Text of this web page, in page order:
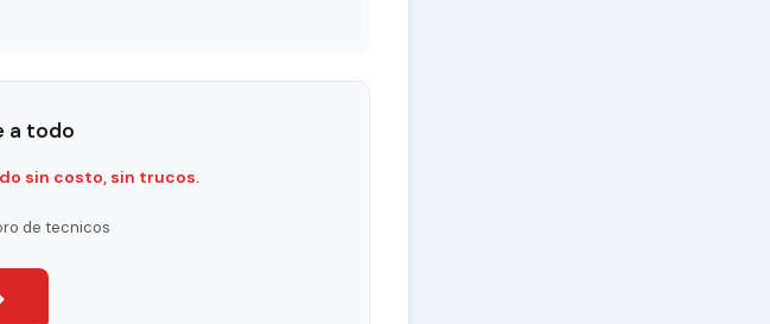
a todo
sin costo, sin trucos.
de tecnicos